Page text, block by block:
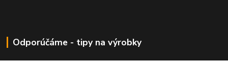
Odporúčáme - tipy na výrobky
Haas+Sohn - kachle a krby